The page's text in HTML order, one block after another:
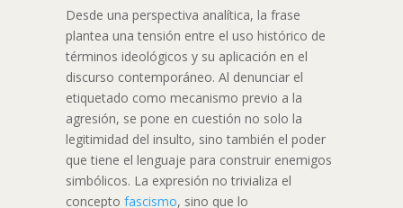
Desde una perspectiva analítica, la frase
plantea una tensión entre el uso histórico de
términos ideológicos y su aplicación en el
discurso contemporáneo. Al denunciar el
etiquetado como mecanismo previo a la
agresión, se pone en cuestión no solo la
legitimidad del insulto, sino también el poder
que tiene el lenguaje para construir enemigos
simbólicos. La expresión no trivializa el
concepto fascismo, sino que lo